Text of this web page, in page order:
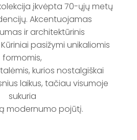
įkvėpta 70-ųjų metų
Akcentuojamas
ir architektūrinis
pasižymi unikaliomis
formomis,
kurios nostalgiškai
laikus, tačiau visumoje
sukuria
modernumo pojūtį.